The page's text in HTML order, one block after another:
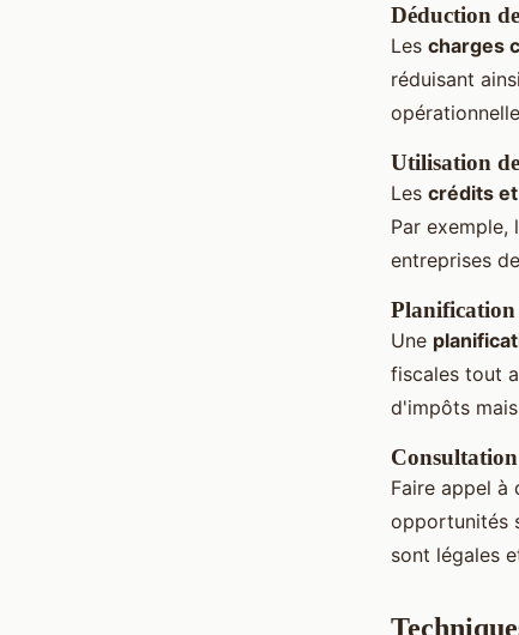
Déduction
Les charges
réduisant
Utilisation
Les crédits
Par
entreprises
Planification
Une
fiscales tout
d'impôts
Faire appel à
opportunités
sont légales